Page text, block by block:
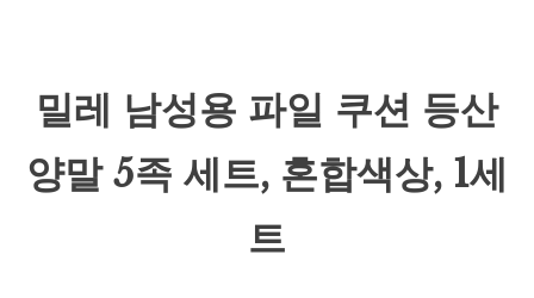
밀레 남성용 파일 쿠션 등산
양말 5족 세트, 혼합색상, 1세
트